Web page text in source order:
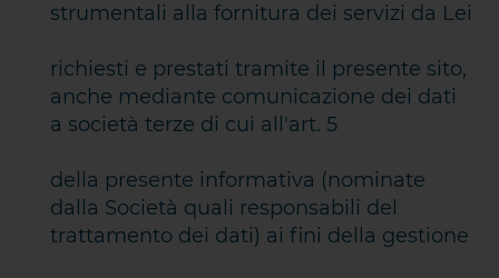
strumentali alla fornitura dei servizi da Lei
richiesti e prestati tramite il presente sito,
anche mediante comunicazione dei dati
a società terze di cui all'art. 5
della presente informativa (nominate
dalla Società quali responsabili del
trattamento dei dati) ai fini della gestione